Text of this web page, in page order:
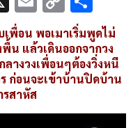
m
ai
l
o
py
Li
n
k
h
ar
e
พื่อน พอเมาเริ่มพูดไม่
น แล้วเดินออกจากวง
ลางวงเพื่อนๆต้องวิ่งหนี
ร ก่อนจะเข้าบ้านปิดบ้าน
รสาหัส